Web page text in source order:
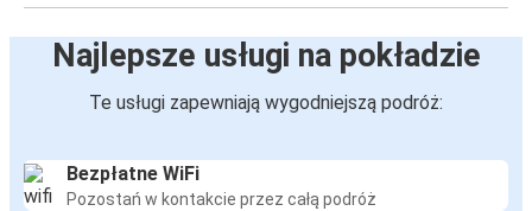
Najlepsze usługi na pokładzie
Te usługi zapewniają wygodniejszą podróż:
Bezpłatne WiFi
Pozostań w kontakcie przez całą podróż